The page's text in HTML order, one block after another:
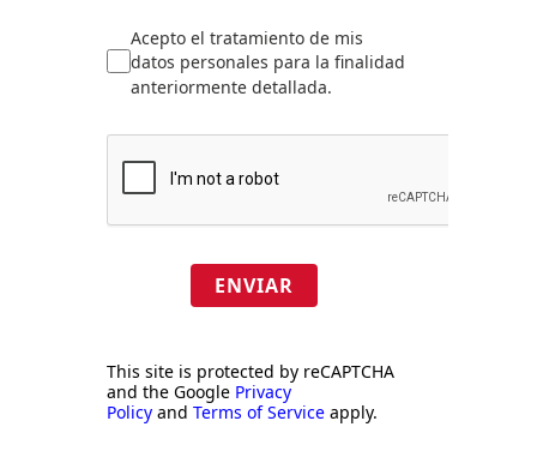
Acepto el tratamiento de mis
datos personales para la finalidad
anteriormente detallada.
ENVIAR
This site is protected by reCAPTCHA
and the Google Privacy
Policy and Terms of Service apply.